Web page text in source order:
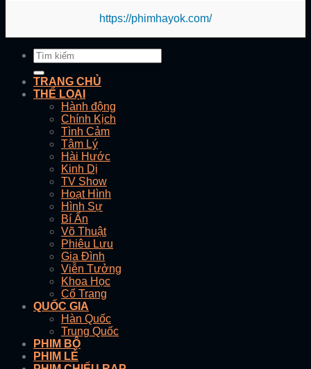
https://phimhayok.com/
TRANG CHỦ
THỂ LOẠI
Hành động
Chính Kịch
Tình Cảm
Tâm Lý
Hài Hước
Kinh Dị
TV Show
Hoạt Hình
Hình Sự
Bí Ẩn
Võ Thuật
Phiêu Lưu
Gia Đình
Viễn Tưởng
Khoa Học
Cổ Trang
QUỐC GIA
Hàn Quốc
Trung Quốc
PHIM BỘ
PHIM LẺ